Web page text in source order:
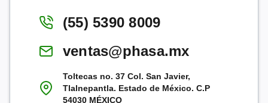
(55) 5390 8009
ventas@phasa.mx
Toltecas no. 37 Col. San Javier,
Tlalnepantla. Estado de México. C.P
54030 MÉXICO